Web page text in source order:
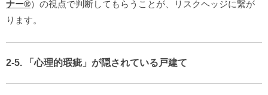
ナー®️）の視点で判断してもらうことが、リスクヘッジに繋が
ります。
2-5. 「心理的瑕疵」が隠されている戸建て